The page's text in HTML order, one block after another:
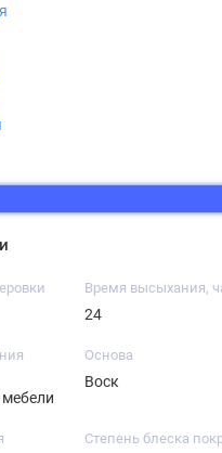
Время высыхания,
24
Основа
Воск
Степень блеска